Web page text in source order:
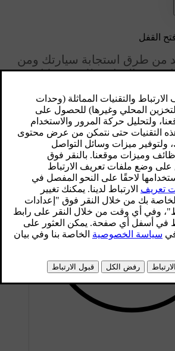
القفل
من طرق استجابة سيارتك ومن
وفتح القفل وذلك من خلال